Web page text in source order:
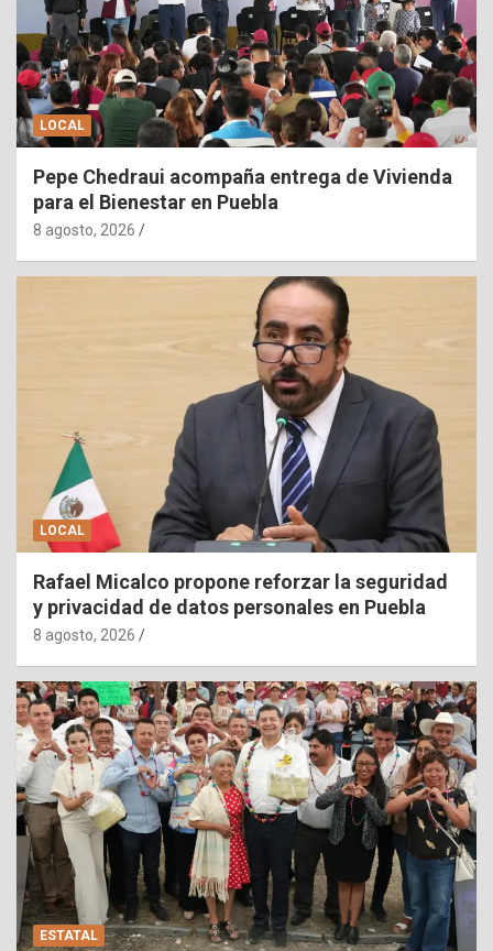
LOCAL
Pepe Chedraui acompaña entrega de Vivienda
para el Bienestar en Puebla
8 agosto, 2026
LOCAL
Rafael Micalco propone reforzar la seguridad
y privacidad de datos personales en Puebla
8 agosto, 2026
ESTATAL